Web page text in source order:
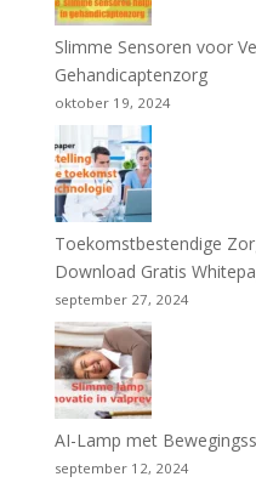
Slimme Sensoren voor
Gehandicaptenzorg
oktober 19, 2024
Toekomstbestendige
Download Gratis
september 27, 2024
AI-Lamp met
september 12, 2024